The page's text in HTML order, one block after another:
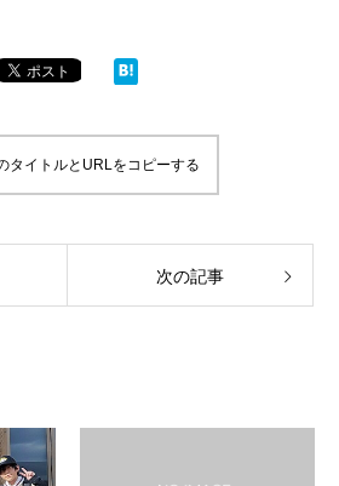
タイトルとURLをコピーする
次の記事